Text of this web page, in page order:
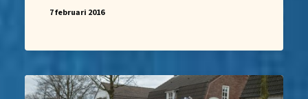
7 februari 2016